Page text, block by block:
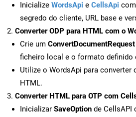
Inicialize WordsApi e CellsApi
segredo do cliente, URL base e
Converter ODP para HTML com o
Crie um ConvertDocumentRequest
ficheiro local e o formato definido
Utilize o WordsApi para converter
HTML.
Converter HTML para OTP com
Inicializar SaveOption de CellsAPI